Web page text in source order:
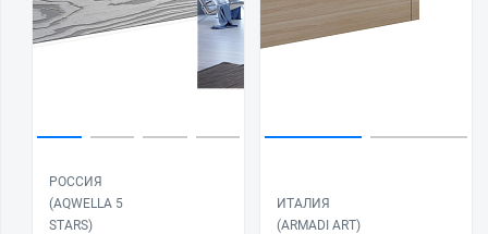
РОССИЯ
(AQWELLA 5
STARS)
ИТАЛИЯ
(ARMADI ART)